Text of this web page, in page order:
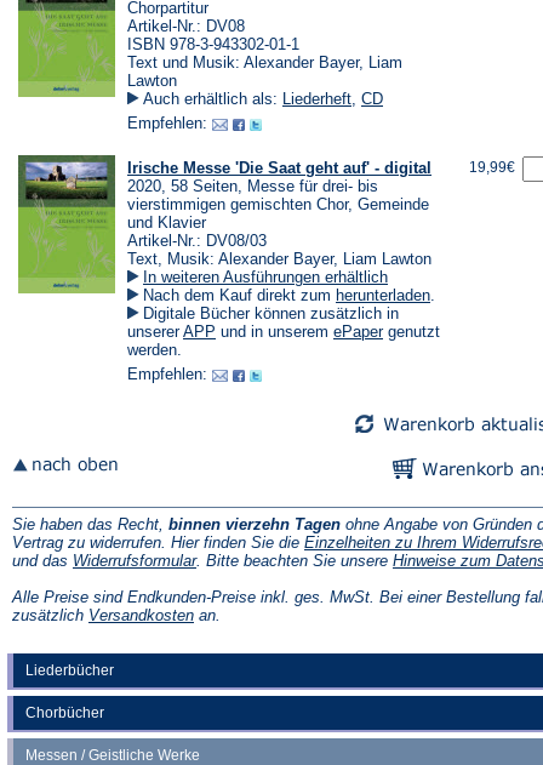
Liederbücher
Chorbücher
Messen / Geistliche Werke
Chorpartitur
Artikel-Nr.: DV08
ISBN 978-3-943302-01-1
Text und Musik: Alexander Bayer, Liam
Lawton
Auch erhältlich als: Liederheft, CD
Empfehlen:
Irische Messe 'Die Saat geht auf' - digital
2020, 58 Seiten, Messe für drei- bis
vierstimmigen gemischten Chor, Gemeinde
und Klavier
Artikel-Nr.: DV08/03
Text, Musik: Alexander Bayer, Liam Lawton
In weiteren Ausführungen erhältlich
Nach dem Kauf direkt zum herunterladen(Öffnet
einem
.
Digitale Bücher können zusätzlich in
unsererAPP (Öffnet
neuen
und in unserem ePaper(Öffnet
genutzt
werden.
Empfehlen:
19,99€
Sie haben das Recht, binnen vierzehn Tagen ohne Angabe von Gründen
Vertrag zu widerrufen. Hier finden Sie die Einzelheiten zu Ihrem
und das Widerrufsformular(Öffnet
einem
neuen
. Bitte beachten Sie unsere Hinweise zum
Alle Preise sind Endkunden-Preise inkl. ges. MwSt. Bei einer Bestellung
zusätzlich Versandkosten(Öffnet
an.